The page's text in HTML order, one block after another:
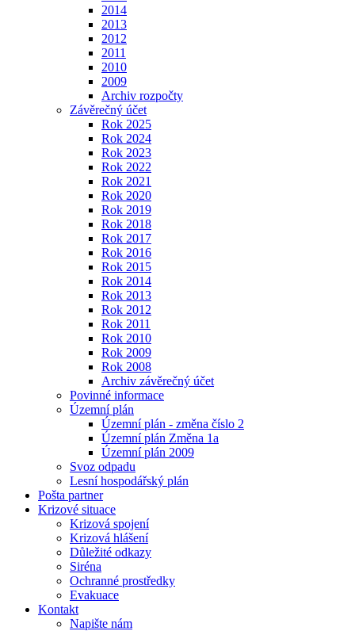
2014
2013
2012
2011
2010
2009
Archiv rozpočty
Závěrečný účet
Rok 2025
Rok 2024
Rok 2023
Rok 2022
Rok 2021
Rok 2020
Rok 2019
Rok 2018
Rok 2017
Rok 2016
Rok 2015
Rok 2014
Rok 2013
Rok 2012
Rok 2011
Rok 2010
Rok 2009
Rok 2008
Archiv závěrečný účet
Povinné informace
Územní plán
Územní plán - změna číslo 2
Územní plán Změna 1a
Územní plán 2009
Svoz odpadu
Lesní hospodářský plán
Pošta partner
Krizové situace
Krizová spojení
Krizová hlášení
Důležité odkazy
Siréna
Ochranné prostředky
Evakuace
Kontakt
Napište nám